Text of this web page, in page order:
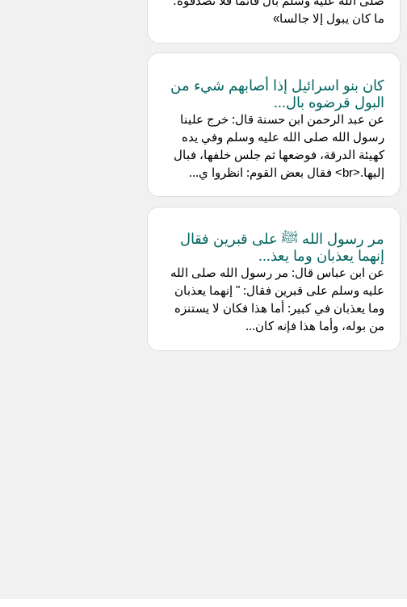
ما كان يبول إلا جالسا»
كان بنو اسرائيل إذا أصابهم شيء من
البول قرضوه بال...
عن عبد الرحمن ابن حسنة قال: خرج علينا
رسول الله صلى الله عليه وسلم وفي يده
كهيئة الدرقة، فوضعها ثم جلس خلفها، فبال
إليها.<br> فقال بعض القوم: انظروا ي...
مر رسول الله ﷺ على قبرين فقال
إنهما يعذبان وما يعذ...
عن ابن عباس قال: مر رسول الله صلى الله
عليه وسلم على قبرين فقال: " إنهما يعذبان
وما يعذبان في كبير: أما هذا فكان لا يستنزه
من بوله، وأما هذا فإنه كان...